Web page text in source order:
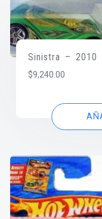
Sinistra – 2010
$9,240.00